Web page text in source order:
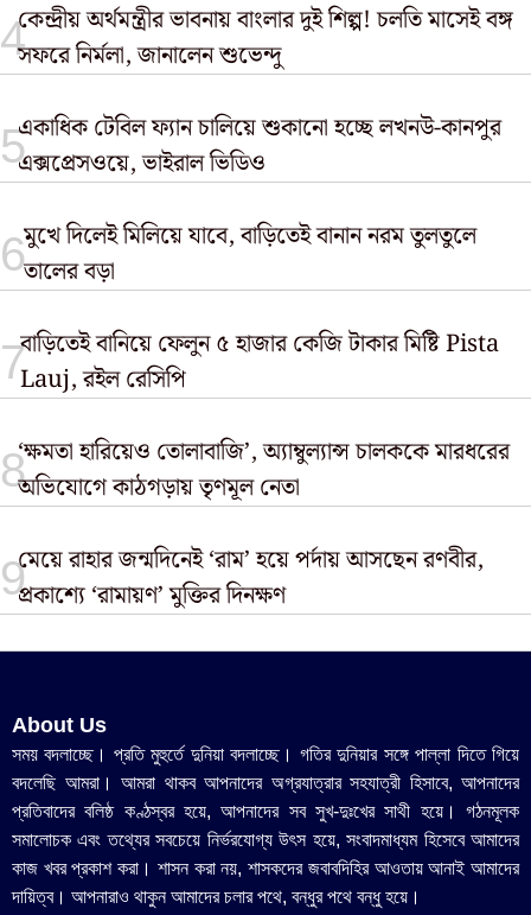
কেন্দ্রীয় অর্থমন্ত্রীর ভাবনায় বাংলার দুই শিল্প! চলতি মাসেই বঙ্গ
সফরে নির্মলা, জানালেন শুভেন্দু
একাধিক টেবিল ফ্যান চালিয়ে শুকানো হচ্ছে লখনউ-কানপুর
এক্সপ্রেসওয়ে, ভাইরাল ভিডিও
মুখে দিলেই মিলিয়ে যাবে, বাড়িতেই বানান নরম তুলতুলে
তালের বড়া
বাড়িতেই বানিয়ে ফেলুন ৫ হাজার কেজি টাকার মিষ্টি Pista
Lauj, রইল রেসিপি
‘ক্ষমতা হারিয়েও তোলাবাজি’, অ্যাম্বুল্যান্স চালককে মারধরের
অভিযোগে কাঠগড়ায় তৃণমূল নেতা
মেয়ে রাহার জন্মদিনেই ‘রাম’ হয়ে পর্দায় আসছেন রণবীর,
প্রকাশ্যে ‘রামায়ণ’ মুক্তির দিনক্ষণ
About Us
সময় বদলাচ্ছে। প্রতি মুহুর্তে দুনিয়া বদলাচ্ছে। গতির দুনিয়ার সঙ্গে পাল্লা দিতে গিয়ে
বদলেছি আমরা। আমরা থাকব আপনাদের অগ্রযাত্রার সহযাত্রী হিসাবে, আপনাদের
প্রতিবাদের বলিষ্ঠ কণ্ঠস্বর হয়ে, আপনাদের সব সুখ-দুঃখের সাথী হয়ে। গঠনমূলক
সমালোচক এবং তথ্যের সবচেয়ে নির্ভরযোগ্য উ‍ৎস হয়ে, সংবাদমাধ্যম হিসেবে আমাদের
কাজ খবর প্রকাশ করা। শাসন করা নয়, শাসকদের জবাবদিহির আওতায় আনাই আমাদের
দায়িত্ব। আপনারাও থাকুন আমাদের চলার পথে, বন্ধুর পথে বন্ধু হয়ে।